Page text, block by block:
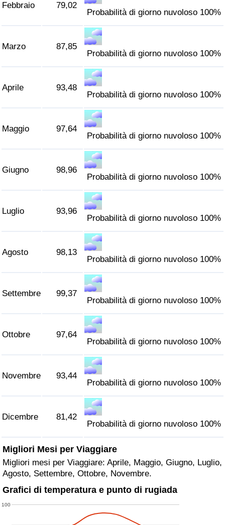
Febbraio 79,02
Probabilità di giorno nuvoloso 100%
Marzo 87,85
Probabilità di giorno nuvoloso 100%
Aprile 93,48
Probabilità di giorno nuvoloso 100%
Maggio 97,64
Probabilità di giorno nuvoloso 100%
Giugno 98,96
Probabilità di giorno nuvoloso 100%
Luglio 93,96
Probabilità di giorno nuvoloso 100%
Agosto 98,13
Probabilità di giorno nuvoloso 100%
Settembre 99,37
Probabilità di giorno nuvoloso 100%
Ottobre 97,64
Probabilità di giorno nuvoloso 100%
Novembre 93,44
Probabilità di giorno nuvoloso 100%
Dicembre 81,42
Probabilità di giorno nuvoloso 100%
Migliori Mesi per Viaggiare
Migliori mesi per Viaggiare: Aprile, Maggio, Giugno, Luglio,
Agosto, Settembre, Ottobre, Novembre.
Grafici di temperatura e punto di rugiada
100
Indice dell’Inquinamento (Corrente)
Indice di inquinamento
Indice dell’Inquinamento per Nazione
Traffico
Indice del traffico (Corrente)
Indice del traffico per Nazione